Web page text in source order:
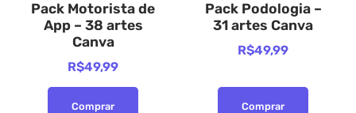
Pack Motorista de
App – 38 artes
Canva
R$49,99
Comprar
Pack Podologia –
31 artes Canva
R$49,99
Comprar